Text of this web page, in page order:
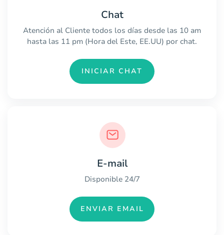
Chat
Atención al Cliente todos los días desde las 10 am
hasta las 11 pm (Hora del Este, EE.UU) por chat.
INICIAR CHAT
E-mail
Disponible 24/7
ENVIAR EMAIL